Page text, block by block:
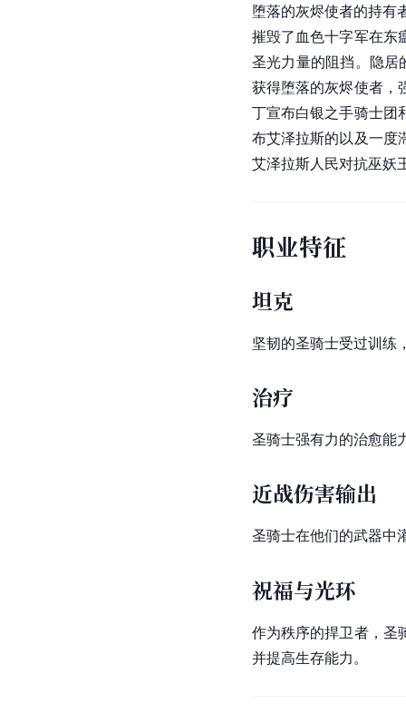
堕落的灰烬使者的持有
摧毁了血色十字军在东
圣光力量的阻挡。隐居
获得堕落的灰烬使者，
丁宣布白银之手骑士团
布艾泽拉斯的以及一度
艾泽拉斯人民对抗巫妖
职业特征
坦克
坚韧的圣骑士受过训练
治疗
圣骑士强有力的治愈能
近战伤害输出
圣骑士在他们的武器中
祝福与光环
作为秩序的捍卫者，
并提高生存能力。